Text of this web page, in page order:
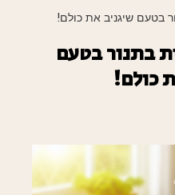
בטעם שיגניב את כולם!
בתנור בטעם
כולם!